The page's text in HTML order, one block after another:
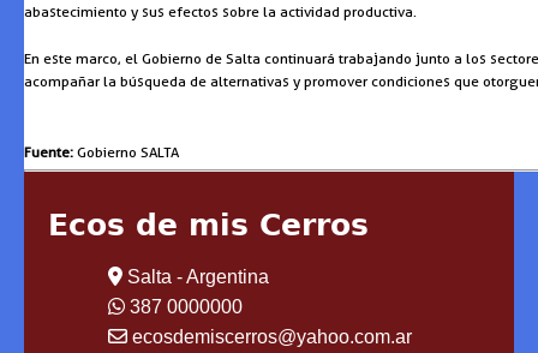
abastecimiento y sus efectos sobre la actividad productiva.
En este marco, el Gobierno de Salta continuará trabajando junto a los
acompañar la búsqueda de alternativas y promover condiciones que
Fuente: Gobierno SALTA
Ecos de mis Cerros
Salta - Argentina
387 0000000
ecosdemiscerros@yahoo.com.ar